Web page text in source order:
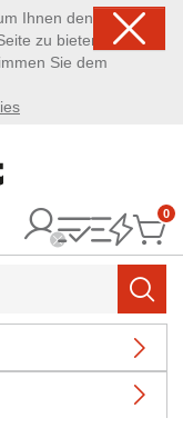
Ihnen den
zu bieten.
Sie dem
0